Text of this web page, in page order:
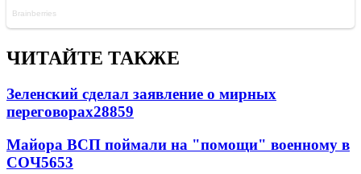
ЧИТАЙТЕ ТАКЖЕ
Зеленский сделал заявление о мирных
переговорах28859
Майора ВСП поймали на "помощи" военному в
СОЧ5653